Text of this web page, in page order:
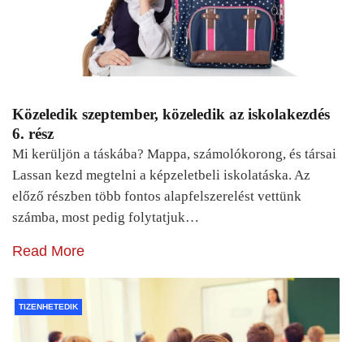
Közeledik szeptember, közeledik az iskolakezdés
6. rész
Mi kerüljön a táskába? Mappa, számolókorong, és társai
Lassan kezd megtelni a képzeletbeli iskolatáska. Az
előző részben több fontos alapfelszerelést vettünk
számba, most pedig folytatjuk…
Read More
TIZENHETEDIK